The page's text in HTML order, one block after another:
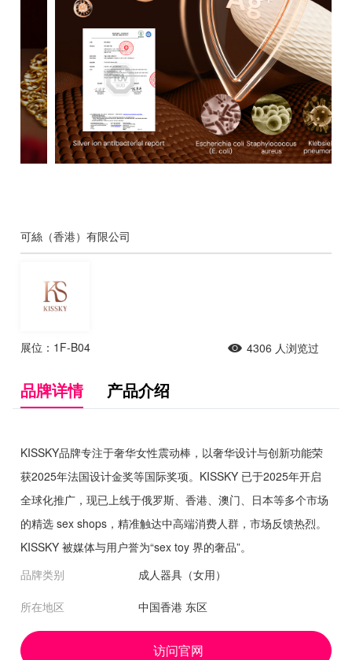
可絲（香港）有限公司
展位：1F-B04 4306 人浏览过
品牌详情 产品介绍
KISSKY品牌专注于奢华女性震动棒，以奢华设计与创新功能荣
获2025年法国设计金奖等国际奖项。KISSKY 已于2025年开启
全球化推广，现已上线于俄罗斯、香港、澳门、日本等多个市场
的精选 sex shops，精准触达中高端消费人群，市场反馈热烈。
KISSKY 被媒体与用户誉为“sex toy 界的奢品”。
品牌类别
成人器具（女用）
所在地区 中国香港 东区
访问官网